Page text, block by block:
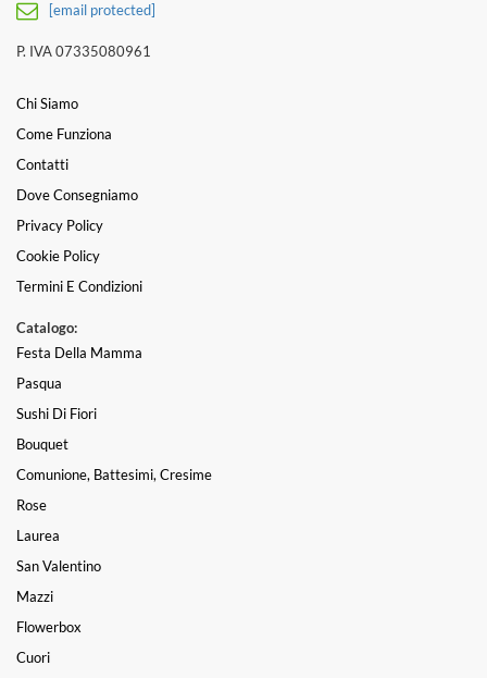
[email protected]
P. IVA 07335080961
Chi Siamo
Come Funziona
Contatti
Dove Consegniamo
Privacy Policy
Cookie Policy
Termini E Condizioni
Catalogo:
Festa Della Mamma
Pasqua
Sushi Di Fiori
Bouquet
Comunione, Battesimi, Cresime
Rose
Laurea
San Valentino
Mazzi
Flowerbox
Cuori